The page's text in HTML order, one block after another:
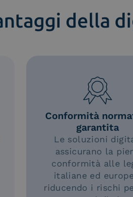
della
Conformità
garantita
Le soluzioni
assicurano la
conformità alle
italiane ed
riducendo i rischi